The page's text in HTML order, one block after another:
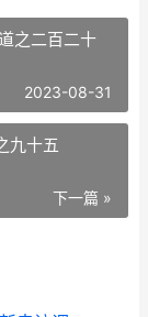
之二百二十
2023-08-31
九十五
下一篇 »